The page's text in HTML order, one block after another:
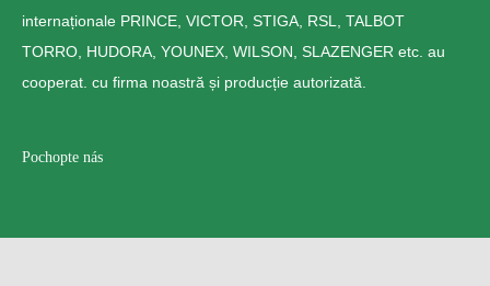
internaționale PRINCE, VICTOR, STIGA, RSL, TALBOT
TORRO, HUDORA, YOUNEX, WILSON, SLAZENGER etc. au
cooperat. cu firma noastră și producție autorizată.
Pochopte nás